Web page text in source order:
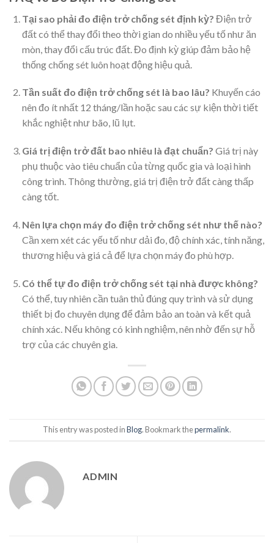
Tại sao phải đo điện trở chống sét định kỳ? Điện trở
đất có thể thay đổi theo thời gian do nhiều yếu tố như ăn
mòn, thay đổi cấu trúc đất. Đo định kỳ giúp đảm bảo hệ
thống chống sét luôn hoạt động hiệu quả.
Tần suất đo điện trở chống sét là bao lâu? Khuyến cáo
nên đo ít nhất 12 tháng/lần hoặc sau các sự kiện thời tiết
khắc nghiệt như bão, lũ lụt.
Giá trị điện trở đất bao nhiêu là đạt chuẩn? Giá trị này
phụ thuộc vào tiêu chuẩn của từng quốc gia và loại hình
công trình. Thông thường, giá trị điện trở đất càng thấp
càng tốt.
Nên lựa chọn máy đo điện trở chống sét như thế nào?
Cần xem xét các yếu tố như dải đo, độ chính xác, tính năng,
thương hiệu và giá cả để lựa chọn máy đo phù hợp.
Có thể tự đo điện trở chống sét tại nhà được không?
Có thể, tuy nhiên cần tuân thủ đúng quy trình và sử dụng
thiết bị đo chuyên dụng để đảm bảo an toàn và kết quả
chính xác. Nếu không có kinh nghiệm, nên nhờ đến sự hỗ
trợ của các chuyên gia.
This entry was posted inBlog. Bookmark thepermalink.
ADMIN